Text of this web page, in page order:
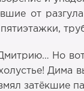
от
Но
затёкшие